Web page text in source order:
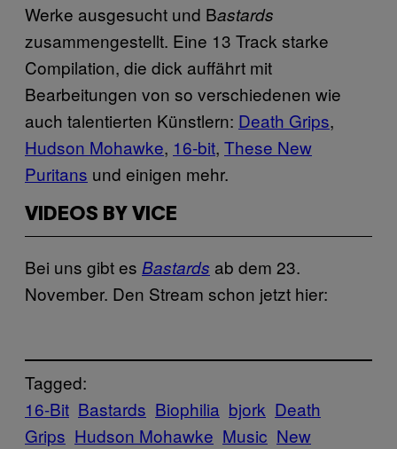
Werke ausgesucht und Bastards
zusammengestellt. Eine 13 Track starke
Compilation, die dick auffährt mit
Bearbeitungen von so verschiedenen wie
auch talentierten Künstlern: Death Grips,
Hudson Mohawke, 16-bit, These New
Puritans und einigen mehr.
VIDEOS BY VICE
Bei uns gibt es Bastards ab dem 23.
November. Den Stream schon jetzt hier:
Tagged:
16-Bit Bastards Biophilia bjork Death
Grips Hudson Mohawke Music New